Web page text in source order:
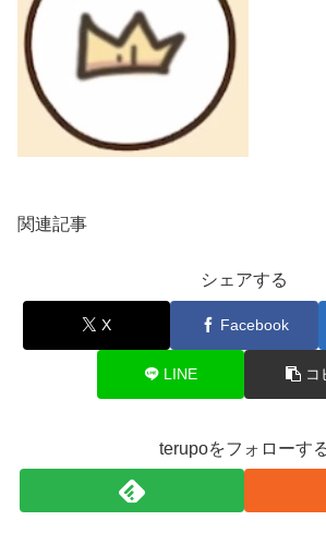
関連記事
シェアする
X Facebook
LINE コ
terupoをフォローす